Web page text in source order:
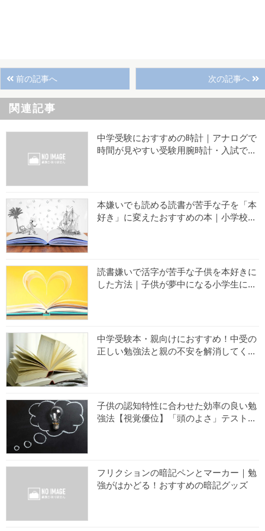
前の記事へ 次の記事へ
関連記事
中学受験におすすめの時計｜アナログで
時間が見やすい受験用腕時計・入試で...
本嫌いでも読める読書が苦手な子を「本
好き」に変えたおすすめの本｜小学校...
読書嫌いで活字が苦手な子供を本好きに
した方法｜子供が夢中になる小学生に...
中学受験本・親向けにおすすめ！中受の
正しい勉強法と親の不安を解消してく...
子供の認知特性に合わせた効率の良い勉
強法【視覚優位】「頭のよさ」テスト...
フリクションの暗記ペンとマーカー｜勉
強がはかどる！おすすめの暗記グッズ